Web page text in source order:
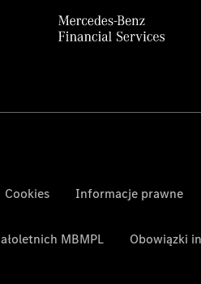
Cookies Informacje prawne
MBMPL Obowiązki